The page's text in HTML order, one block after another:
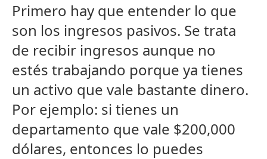
Primero hay que entender lo que
son los ingresos pasivos. Se trata
de recibir ingresos aunque no
estés trabajando porque ya tienes
un activo que vale bastante dinero.
Por ejemplo: si tienes un
departamento que vale $200,000
dólares, entonces lo puedes